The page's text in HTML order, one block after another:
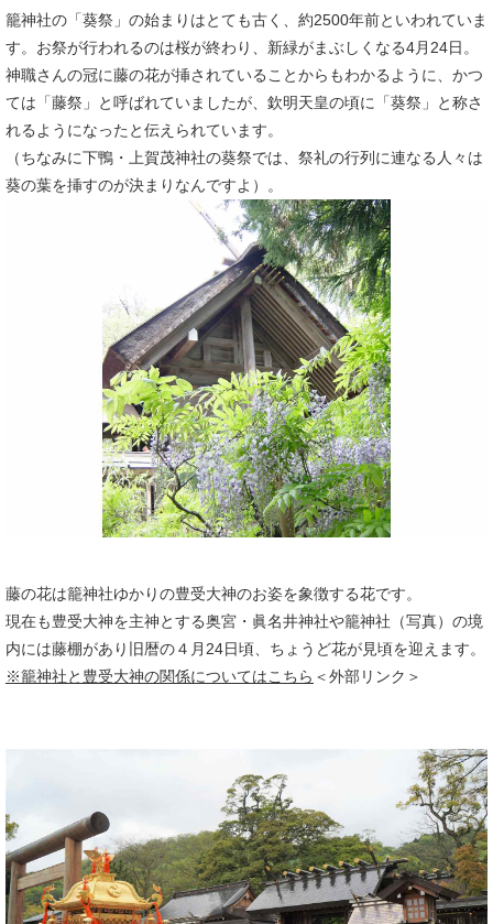
籠神社の「葵祭」の始まりはとても古く、約2500年前といわれていま
す。お祭が行われるのは桜が終わり、新緑がまぶしくなる4月24日。
神職さんの冠に藤の花が挿されていることからもわかるように、かつ
ては「藤祭」と呼ばれていましたが、欽明天皇の頃に「葵祭」と称さ
れるようになったと伝えられています。
（ちなみに下鴨・上賀茂神社の葵祭では、祭礼の行列に連なる人々は
葵の葉を挿すのが決まりなんですよ）。
藤の花は籠神社ゆかりの豊受大神のお姿を象徴する花です。
現在も豊受大神を主神とする奥宮・眞名井神社や籠神社（写真）の境
内には藤棚があり旧暦の４月24日頃、ちょうど花が見頃を迎えます。
※籠神社と豊受大神の関係についてはこちら ＜外部リンク＞